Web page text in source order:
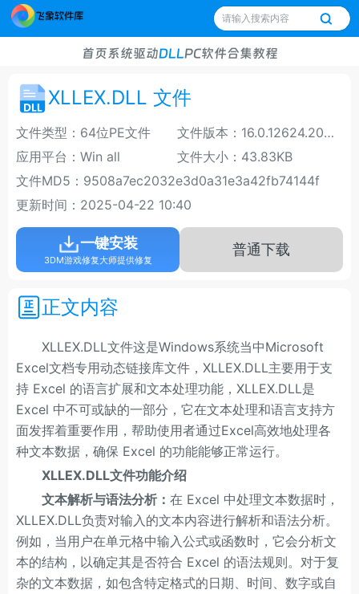
首页系统驱动DLLPC软件合集教程
XLLEX.DLL 文件
文件类型：64位PE文件
文件版本：16.0.12624.20004
应用平台：Win all
文件大小：43.83KB
文件MD5：9508a7ec2032e3d0a31e3a42fb74144f
更新时间：2025-04-22 10:40
一键安装
3DM游戏修复大师提供修复
普通下载
正文内容
XLLEX.DLL文件这是Windows系统当中Microsoft
Excel文档专用动态链接库文件，XLLEX.DLL主要用于支
持 Excel 的语言扩展和文本处理功能，XLLEX.DLL是
Excel 中不可或缺的一部分，它在文本处理和语言支持方
面发挥着重要作用，帮助使用者通过Excel高效地处理各
种文本数据，确保 Excel 的功能能够正常运行。
XLLEX.DLL文件功能介绍
文本解析与语法分析： 在 Excel 中处理文本数据时，
XLLEX.DLL负责对输入的文本内容进行解析和语法分析。
例如，当用户在单元格中输入公式或函数时，它会分析文
本的结构，以确定其是否符合 Excel 的语法规则。对于复
杂的文本数据，如包含特定格式的日期、时间、数字或自